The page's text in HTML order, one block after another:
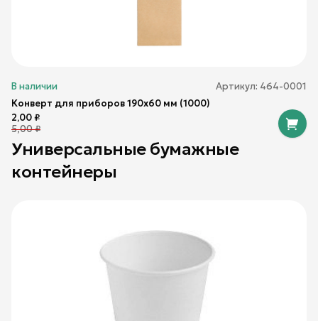
В наличии Артикул: 464-0001
Конверт для приборов 190х60 мм (1000)
2,00₽
5,00₽
Универсальные бумажные
контейнеры